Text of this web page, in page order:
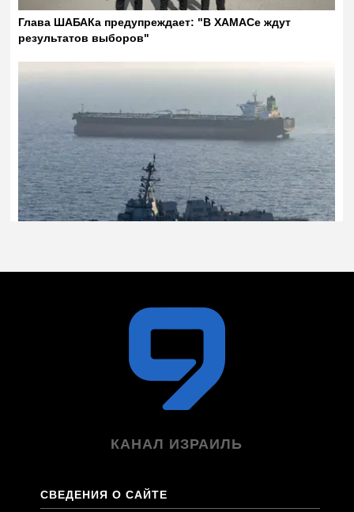
КАНАЛ ИЗРАИЛЬ
СВЕДЕНИЯ О САЙТЕ